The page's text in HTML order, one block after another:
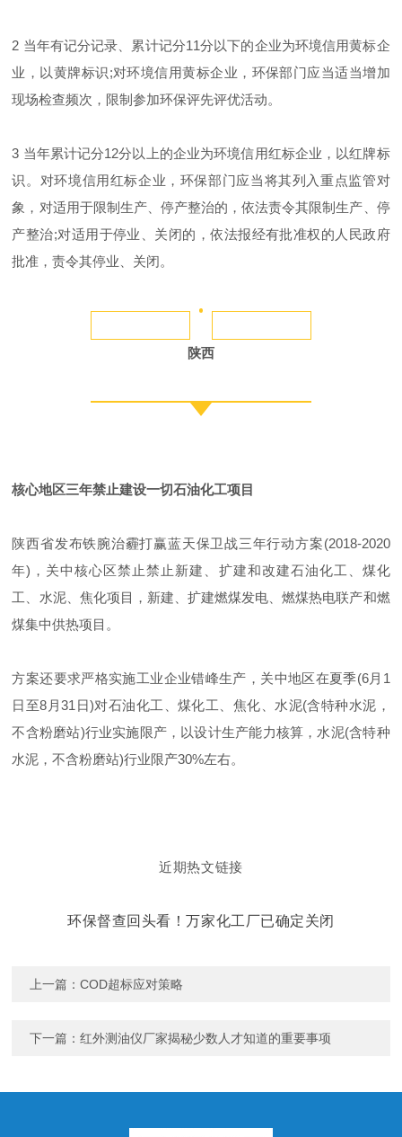
2 当年有记分记录、累计记分11分以下的企业为环境信用黄标企
业，以黄牌标识;对环境信用黄标企业，环保部门应当适当增加
现场检查频次，限制参加环保评先评优活动。
3 当年累计记分12分以上的企业为环境信用红标企业，以红牌标
识。对环境信用红标企业，环保部门应当将其列入重点监管对
象，对适用于限制生产、停产整治的，依法责令其限制生产、停
产整治;对适用于停业、关闭的，依法报经有批准权的人民政府
批准，责令其停业、关闭。
陕西
核心地区三年禁止建设一切石油化工项目
陕西省发布铁腕治霾打赢蓝天保卫战三年行动方案(2018-2020
年)，关中核心区禁止禁止新建、扩建和改建石油化工、煤化
工、水泥、焦化项目，新建、扩建燃煤发电、燃煤热电联产和燃
煤集中供热项目。
方案还要求严格实施工业企业错峰生产，关中地区在夏季(6月1
日至8月31日)对石油化工、煤化工、焦化、水泥(含特种水泥，
不含粉磨站)行业实施限产，以设计生产能力核算，水泥(含特种
水泥，不含粉磨站)行业限产30%左右。
近期热文链接
环保督查回头看！万家化工厂已确定关闭
上一篇：COD超标应对策略
下一篇：红外测油仪厂家揭秘少数人才知道的重要事项